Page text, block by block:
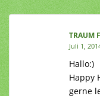
TRAUM
Juli 1,
Hallo:)
Happy
gerne